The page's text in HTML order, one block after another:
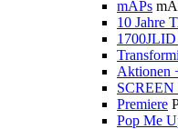
mAPs
10 Jahre
Aktionen
Premiere
Pop Me